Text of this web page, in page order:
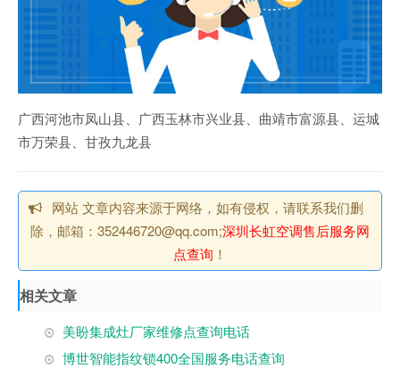
广西河池市凤山县、广西玉林市兴业县、曲靖市富源县、运城
市万荣县、甘孜九龙县
网站 文章内容来源于网络，如有侵权，请联系我们删
除，邮箱：352446720@qq.com;深圳长虹空调售后服务网
点查询 ！
相关文章
美盼集成灶厂家维修点查询电话
博世智能指纹锁400全国服务电话查询